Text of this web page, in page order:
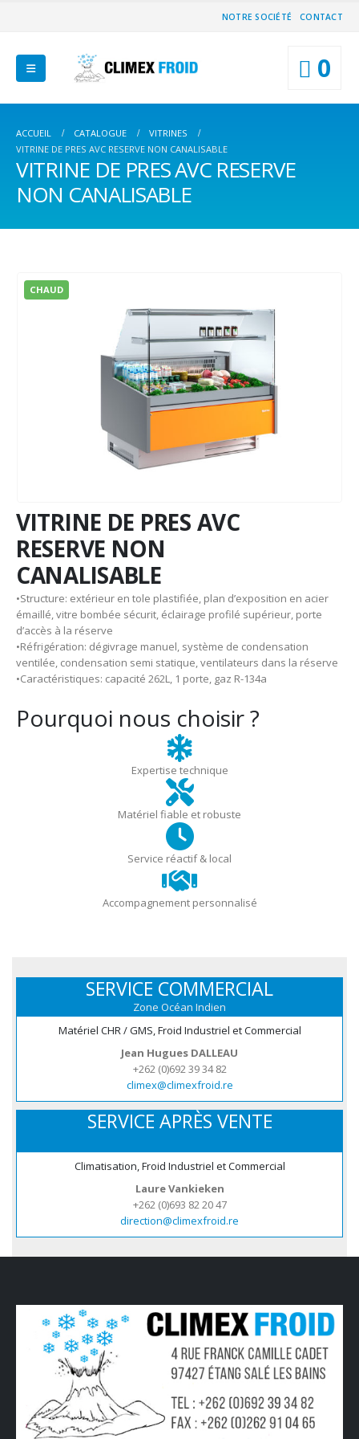
NOTRE SOCIÉTÉ CONTACT
0
ACCUEIL CATALOGUE
VITRINES
VITRINE DE PRES AVC RESERVE NON CANALISABLE
VITRINE DE PRES AVC RESERVE
NON CANALISABLE
CHAUD
VITRINE DE PRES AVC
RESERVE NON
CANALISABLE
•Structure: extérieur en tole plastifiée, plan d’exposition en acier
émaillé, vitre bombée sécurit, éclairage profilé supérieur, porte
d’accès à la réserve
•Réfrigération: dégivrage manuel, système de condensation
ventilée, condensation semi statique, ventilateurs dans la réserve
•Caractéristiques: capacité 262L, 1 porte, gaz R-134a
Pourquoi nous choisir ?
Expertise technique
Matériel fiable et robuste
Service réactif & local
Accompagnement personnalisé
SERVICE COMMERCIAL
Zone Océan Indien
Matériel CHR / GMS, Froid Industriel et Commercial
Jean Hugues DALLEAU
+262 (0)692 39 34 82
climex@climexfroid.re
SERVICE APRÈS VENTE
Climatisation, Froid Industriel et Commercial
Laure Vankieken
+262 (0)693 82 20 47
direction@climexfroid.re